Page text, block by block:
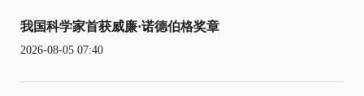
我国科学家首获威廉·诺德伯格奖章
2026-08-05 07:40